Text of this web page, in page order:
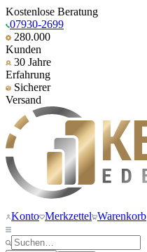
Kostenlose Beratung
07930-2699
280.000
Kunden
30 Jahre
Erfahrung
Sicherer
Versand
Konto Merkzettel Warenkorb